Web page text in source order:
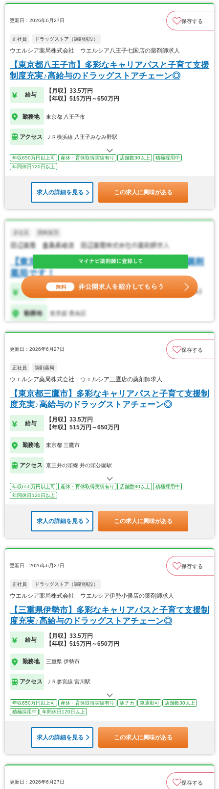
更新日：2026年6月27日 保存する
正社員 ドラッグストア（調剤併設）
ウエルシア薬局株式会社 ウエルシア八王子七国店の薬剤師求人
【東京都八王子市】多彩なキャリアパスと子育て支援
制度充実♪高給与のドラッグストアチェーン◎
給与
【月収】33.5万円
【年収】515万円～650万円
勤務地 東京都 八王子市
アクセス ＪＲ横浜線 八王子みなみ野駅
年収650万円以上可 産休・育休取得実績有り 店舗数30以上
積極採用中
年間休日120日以上
求人の詳細を見る この求人に興味がある
更新日：2026年6月27日 保存する
正社員 調剤薬局
ウエルシア薬局株式会社 ウエルシア三鷹店の薬剤師求人
【東京都三鷹市】多彩なキャリアパスと子育て支援制
度充実♪高給与のドラッグストアチェーン◎
給与
【月収】33.5万円
【年収】515万円～650万円
勤務地 東京都 三鷹市
アクセス 京王井の頭線 井の頭公園駅
年収650万円以上可 産休・育休取得実績有り 店舗数30以上
積極採用中
年間休日120日以上
求人の詳細を見る この求人に興味がある
更新日：2026年6月27日 保存する
正社員 ドラッグストア（調剤併設）
ウエルシア薬局株式会社 ウエルシア伊勢小俣店の薬剤師求人
【三重県伊勢市】多彩なキャリアパスと子育て支援制
度充実♪高給与のドラッグストアチェーン◎
給与
【月収】33.5万円
【年収】515万円～650万円
勤務地 三重県 伊勢市
アクセス ＪＲ参宮線 宮川駅
年収650万円以上可 産休・育休取得実績有り 駅チカ 車通勤可
店舗数30以上
積極採用中
年間休日120日以上
求人の詳細を見る この求人に興味がある
更新日：2026年6月27日 保存する